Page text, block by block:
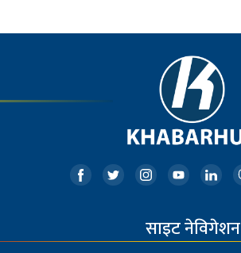
साइट नेविगेशन